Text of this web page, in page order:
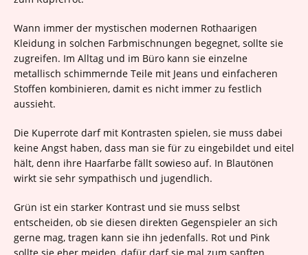
Wann immer der mystischen modernen Rothaarigen
Kleidung in solchen Farbmischnungen begegnet, sollte sie
zugreifen. Im Alltag und im Büro kann sie einzelne
metallisch schimmernde Teile mit Jeans und einfacheren
Stoffen kombinieren, damit es nicht immer zu festlich
aussieht.
Die Kuperrote darf mit Kontrasten spielen, sie muss dabei
keine Angst haben, dass man sie für zu eingebildet und eitel
hält, denn ihre Haarfarbe fällt sowieso auf. In Blautönen
wirkt sie sehr sympathisch und jugendlich.
Grün ist ein starker Kontrast und sie muss selbst
entscheiden, ob sie diesen direkten Gegenspieler an sich
gerne mag, tragen kann sie ihn jedenfalls. Rot und Pink